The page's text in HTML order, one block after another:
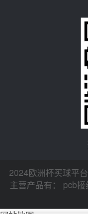
2024欧洲杯买球平
主营产品有： pcb接